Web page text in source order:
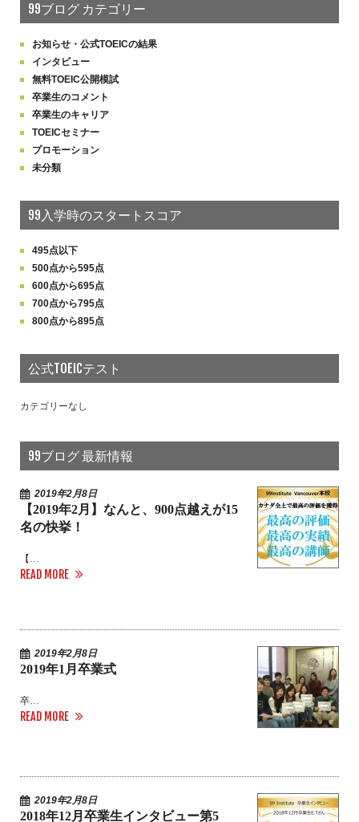
99ブログ カテゴリー
お知らせ・公式TOEICの結果
インタビュー
無料TOEIC公開模試
卒業生のコメント
卒業生のキャリア
TOEICセミナー
プロモーション
未分類
99入学時のスタートスコア
495点以下
500点から595点
600点から695点
700点から795点
800点から895点
公式TOEICテスト
カテゴリーなし
99ブログ 最新情報
2019年2月8日
【2019年2月】なんと、900点越えが15
名の快挙！
【…
READ MORE
2019年2月8日
2019年1月卒業式
卒…
READ MORE
2019年2月8日
2018年12月卒業生インタビュー第5